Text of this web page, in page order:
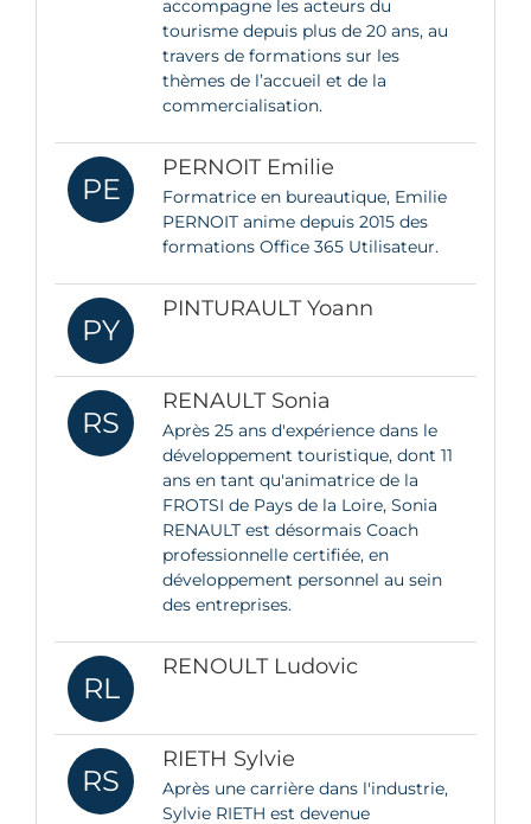
accompagne les acteurs du
tourisme depuis plus de 20 ans, au
travers de formations sur les
thèmes de l’accueil et de la
commercialisation.
PE
PERNOIT Emilie
Formatrice en bureautique, Emilie
PERNOIT anime depuis 2015 des
formations Office 365 Utilisateur.
PY
PINTURAULT Yoann
RS
RENAULT Sonia
Après 25 ans d'expérience dans le
développement touristique, dont 11
ans en tant qu'animatrice de la
FROTSI de Pays de la Loire, Sonia
RENAULT est désormais Coach
professionnelle certifiée, en
développement personnel au sein
des entreprises.
RL
RENOULT Ludovic
RS
RIETH Sylvie
Après une carrière dans l'industrie,
Sylvie RIETH est devenue